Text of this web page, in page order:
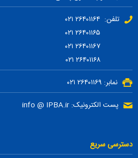
تلفن: ۲۶۴۰۱۱۶۴ ۰۲۱
۲۶۴۰۱۱۶۷ ۰۲۱
۲۶۴۰۱۱۶۸ ۰۲۱
نمابر: ۲۶۴۰۱۱۶۹ ۰۲۱
پست الکترونیک: info @ IPBA.ir
دسترسی سریع